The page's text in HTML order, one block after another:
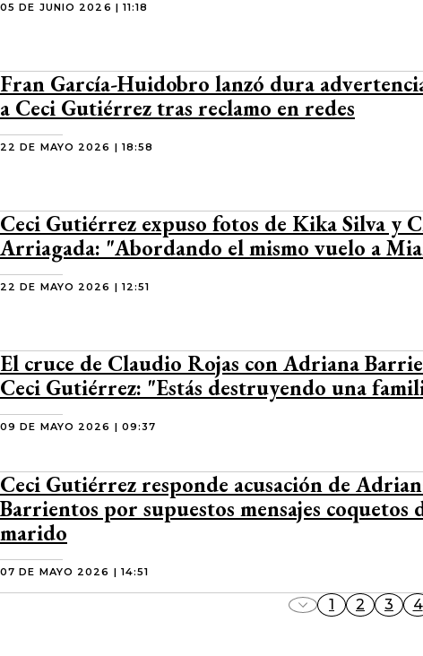
05 DE JUNIO 2026 | 11:18
Fran García-Huidobro lanzó dura
a Ceci Gutiérrez tras reclamo en redes
22 DE MAYO 2026 | 18:58
Ceci Gutiérrez expuso fotos de Kika Silva y
Arriagada: "Abordando el mismo vuelo a
22 DE MAYO 2026 | 12:51
El cruce de Claudio Rojas con Adriana
Ceci Gutiérrez: "Estás destruyendo una
09 DE MAYO 2026 | 09:37
Ceci Gutiérrez responde acusación de
Barrientos por supuestos mensajes coquetos
marido
07 DE MAYO 2026 | 14:51
1 2 3 4